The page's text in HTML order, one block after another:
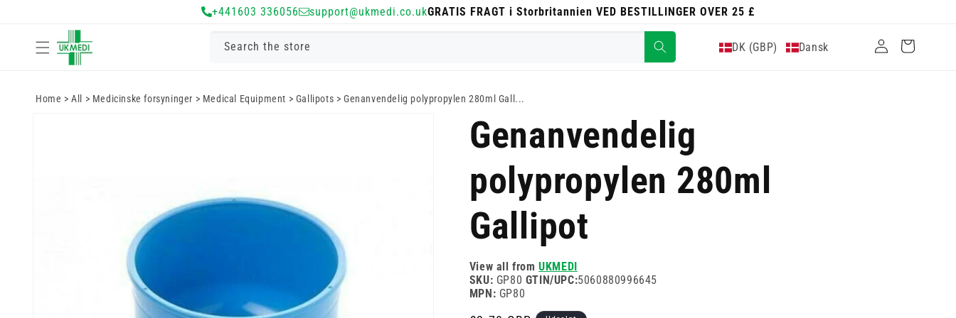
+441603 336056 support@ukmedi.co.ukGRATIS FRAGT i Storbritannien VED BESTILLINGER OVER 25 £
Search the store DK (GBP) Dansk
Log
ind
Indkøbskurv
Home >All > Medicinske forsyninger > Medical Equipment > Gallipots >Genanvendelig polypropylen 280ml Gall...
Genanvendelig
polypropylen 280ml
Gallipot
View all fromUKMEDI
SKU: GP80 GTIN/UPC:5060880996645
MPN: GP80